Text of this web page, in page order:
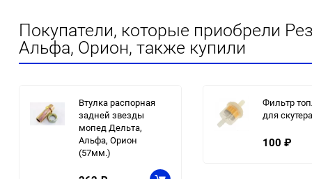
Покупатели, которые приобрели
Альфа, Орион, также купили
Втулка распорная
задней звезды
мопед Дельта,
Альфа, Орион
(57мм.)
Фильтр
для
100 ₽